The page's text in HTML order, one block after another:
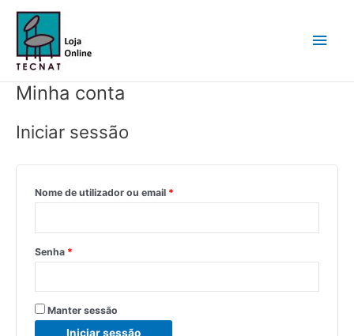
content
Minha conta
Iniciar sessão
Nome de utilizador ou email *
Senha *
Manter sessão
Iniciar sessão